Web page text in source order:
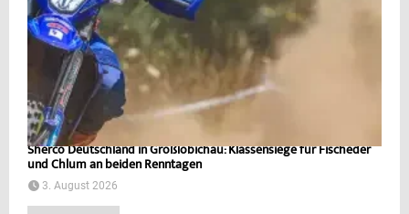
Sherco Deutschland in Großlöbichau: Klassensiege für Fischeder
und Chlum an beiden Renntagen
3. August 2026